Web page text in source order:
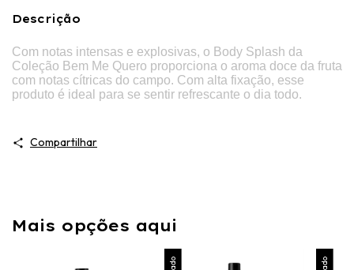
Descrição
Com notas intensas e explosivas, o Body Splash da
Coleção Bem Me Quero proporciona o aroma doce da fruta
com notas cítricas do campo. Com alta fixação, esse
produto é ideal para se sentir refrescante o dia todo.
Compartilhar
Mais opções aqui